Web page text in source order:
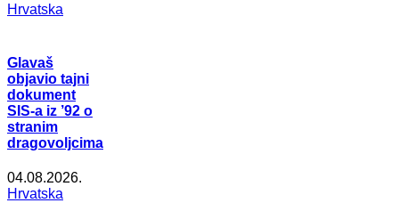
Hrvatska
Glavaš
objavio tajni
dokument
SIS-a iz ’92 o
stranim
dragovoljcima
04.08.2026.
Hrvatska